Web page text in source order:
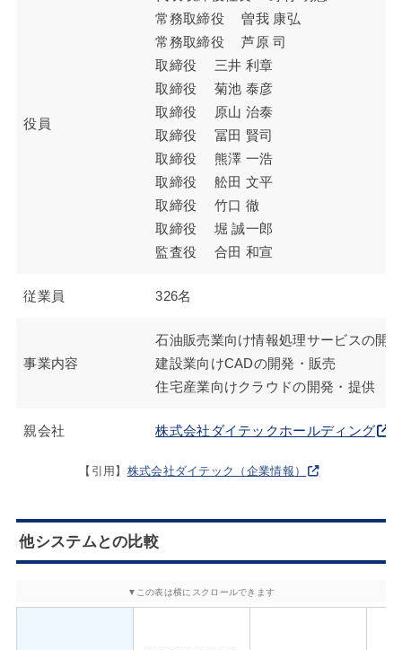
役員
常務取締役 曽我 康弘
常務取締役 芦原 司
取締役 三井 利章
取締役 菊池 泰彦
取締役 原山 治泰
取締役 冨田 賢司
取締役 熊澤 一浩
取締役 舩田 文平
取締役 竹口 徹
取締役 堀 誠一郎
監査役 合田 和宣
従業員 326名
事業内容
石油販売業向け情報処理サービスの開
建設業向けCADの開発・販売
住宅産業向けクラウドの開発・提供
親会社 株式会社ダイテックホールディング
【引用】 株式会社ダイテック（企業情報）
他システムとの比較